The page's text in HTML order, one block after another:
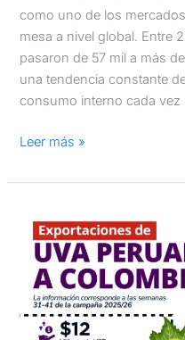
como uno de los
mesa a nivel global. Entre
pasaron de 57 mil a más
una tendencia constante
consumo interno cada vez
Leer más »
uva
peruana
Colombia